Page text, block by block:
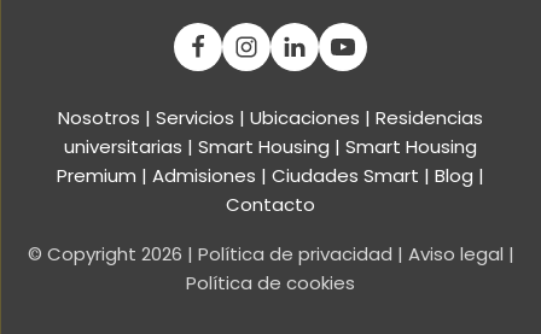
Nosotros | Servicios | Ubicaciones | Residencias
universitarias | Smart Housing | Smart Housing
Premium | Admisiones | Ciudades Smart | Blog |
Contacto
© Copyright 2026 | Política de privacidad | Aviso legal |
Política de cookies